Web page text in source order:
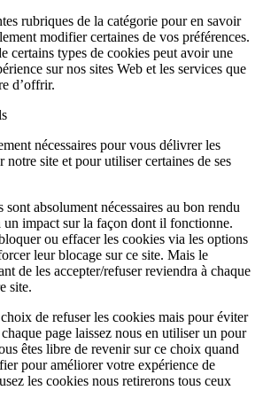
rubriques de la catégorie pour en savoir
modifier certaines de vos préférences.
certains types de cookies peut avoir une
sur nos sites Web et les services que
d’offrir.
nécessaires pour vous délivrer les
notre site et pour utiliser certaines de ses
absolument nécessaires au bon rendu
un impact sur la façon dont il fonctionne.
ou effacer les cookies via les options
leur blocage sur ce site. Mais le
de les accepter/refuser reviendra à chaque
site.
de refuser les cookies mais pour éviter
page laissez nous en utiliser un pour
êtes libre de revenir sur ce choix quand
pour améliorer votre expérience de
les cookies nous retirerons tous ceux